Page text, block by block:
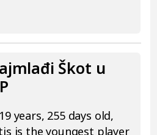
Škot u
years, 255 days old,
is the youngest player